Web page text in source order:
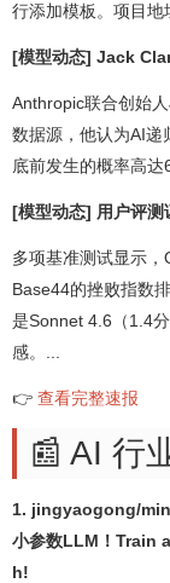
行添加模板。项目地
[模型动态] Jack
Anthropic联合创始
数据源，他认为AI递
底前发生的概率高达
[模型动态] 用户评
多项基准测试显示
Base44的挫败指数
是Sonnet 4.6（1.4
感。...
👉 查看完整速报
📰 AI 行
1. jingyaogong/
小参数LLM！Train
h!